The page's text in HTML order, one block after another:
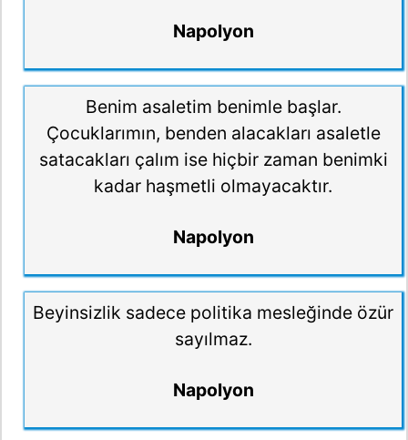
Napolyon
Benim asaletim benimle başlar.
Çocuklarımın, benden alacakları asaletle
satacakları çalım ise hiçbir zaman benimki
kadar haşmetli olmayacaktır.
Napolyon
Beyinsizlik sadece politika mesleğinde özür
sayılmaz.
Napolyon